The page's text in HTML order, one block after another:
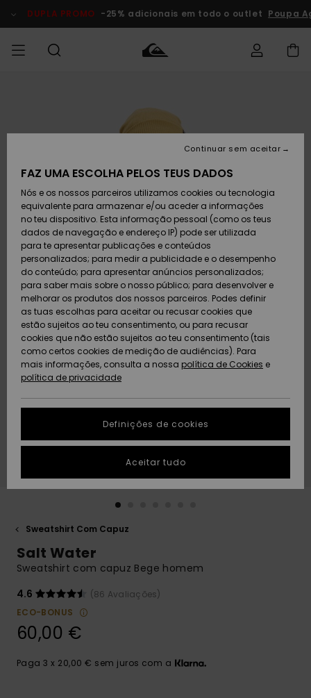
do
DUPLA PROMO -25% adicionais em todo o outlet Poupa
Calçado e
chinelos
Surfe/água
Snow
Artigos
recém-
chegados
Coleções
MENINO
Calçado e
chinelos
Surfe/água
Neve
Artigos
recém-
chegados
Highlights
MULHER
chegados
Highlights
Snow
SURF
Homem
Crianças
Highlights
Community
SNOW
Neve
Homem
Artigos
Criança
Snow Shop
Feminino
Highlights
Community
DUPLA
PROMO
Homem
Criança
Outlet
Mulher
AJUDA
Devoluções
Pagamento
Cartão
presente
Quiksilver
Freedom
Protecção de
dados
Guia de
tamanhos
conversa para
obteres a
resposta mais
rápida à tua
Encontra
respostas
para as
formulário de
SUSTAINABILITY
PRESENTE
DESEJO
Sweatshirt Com Capuz
Salt Water
Sweatshirt com capuz Bege homem
4.6
(86 Avaliações)
ECO-BONUS
60,00 €
Paga 3 x 20,00 € sem juros com a
FAZ UMA ESCOLHA PELOS TEUS DADOS
Nós e os nossos parceiros utilizamos cookies ou tecnologia
equivalente para armazenar e/ou aceder a informações
no teu dispositivo. Esta informação pessoal (como os teus
dados de navegação e endereço IP) pode ser utilizada
para te apresentar publicações e conteúdos
personalizados; para medir a publicidade e o desempenho
do conteúdo; para apresentar anúncios personalizados;
para saber mais sobre o nosso público; para desenvolver e
melhorar os produtos dos nossos parceiros. Podes definir
as tuas escolhas para aceitar ou recusar cookies que
estão sujeitos ao teu consentimento, ou para recusar
cookies que não estão sujeitos ao teu consentimento (tais
como certos cookies de medição de audiências). Para
mais informações, consulta a nossa política de Cookies e
política de privacidade
Definições de cookies
Continuar sem aceitar
Aceitar tudo